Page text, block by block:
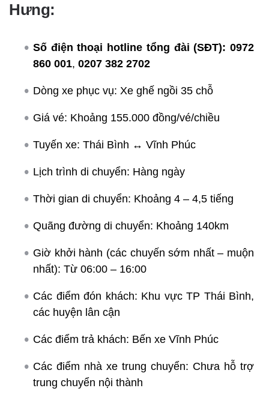
Hưng:
Số điện thoại hotline tổng đài (SĐT): 0972
860 001, 0207 382 2702
Dòng xe phục vụ: Xe ghế ngồi 35 chỗ
Giá vé: Khoảng 155.000 đồng/vé/chiều
Tuyến xe: Thái Bình ↔ Vĩnh Phúc
Lịch trình di chuyển: Hàng ngày
Thời gian di chuyển: Khoảng 4 – 4,5 tiếng
Quãng đường di chuyển: Khoảng 140km
Giờ khởi hành (các chuyến sớm nhất – muộn
nhất): Từ 06:00 – 16:00
Các điểm đón khách: Khu vực TP Thái Bình,
các huyện lân cận
Các điểm trả khách: Bến xe Vĩnh Phúc
Các điểm nhà xe trung chuyển: Chưa hỗ trợ
trung chuyển nội thành